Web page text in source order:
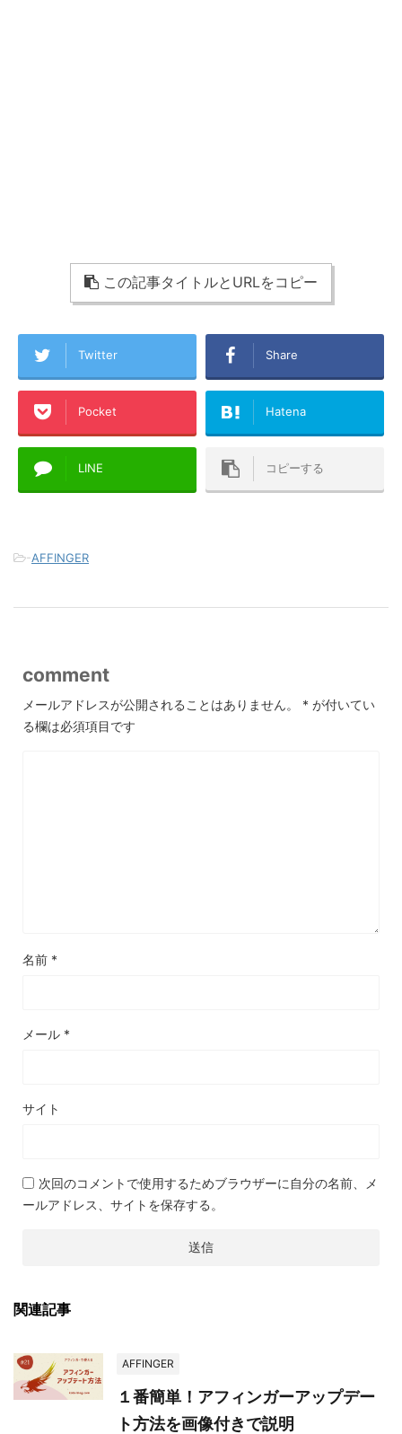
この記事タイトルとURLをコピー
Twitter Share
Pocket Hatena
LINE コピーする
-AFFINGER
comment
メールアドレスが公開されることはありません。 * が付いてい
る欄は必須項目です
名前 *
メール *
サイト
次回のコメントで使用するためブラウザーに自分の名前、メ
ールアドレス、サイトを保存する。
関連記事
AFFINGER
１番簡単！アフィンガーアップデー
ト方法を画像付きで説明